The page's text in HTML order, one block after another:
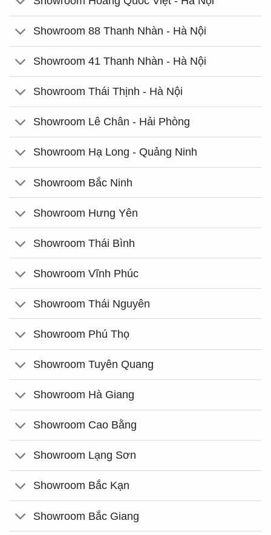
Showroom 88 Thanh Nhàn - Hà Nội
Showroom 41 Thanh Nhàn - Hà Nội
Showroom Thái Thịnh - Hà Nội
Showroom Lê Chân - Hải Phòng
Showroom Hạ Long - Quảng Ninh
Showroom Bắc Ninh
Showroom Hưng Yên
Showroom Thái Bình
Showroom Vĩnh Phúc
Showroom Thái Nguyên
Showroom Phú Thọ
Showroom Tuyên Quang
Showroom Hà Giang
Showroom Cao Bằng
Showroom Lạng Sơn
Showroom Bắc Kạn
Showroom Bắc Giang